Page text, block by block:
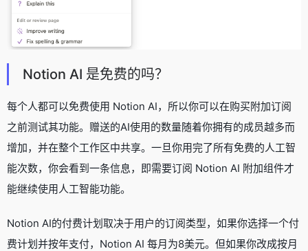
Notion AI 是免费的吗？
每个人都可以免费使用 Notion AI，所以你可以在购买附加订阅
之前测试其功能。赠送的AI使用的数量随着你拥有的成员越多而
增加，并在整个工作区中共享。一旦你用完了所有免费的人工智
能次数，你会看到一条信息，即需要订阅 Notion AI 附加组件才
能继续使用人工智能功能。
Notion AI的付费计划取决于用户的订阅类型，如果你选择一个付
费计划并按年支付，Notion AI 每月为8美元。但如果你改成按月